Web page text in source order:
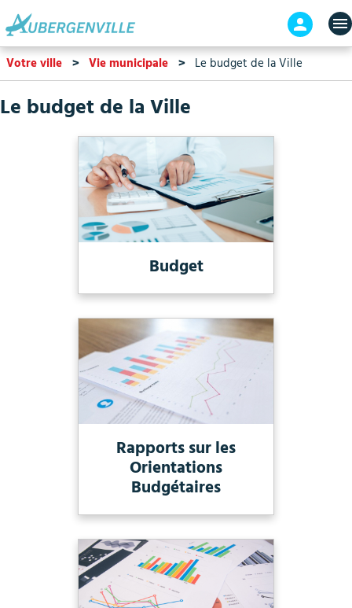
contenu
principal
En-
tête
-
Votre ville Vie municipale Le budget de la Ville
Le budget de la Ville
Budget
Rapports sur les
Orientations
Budgétaires